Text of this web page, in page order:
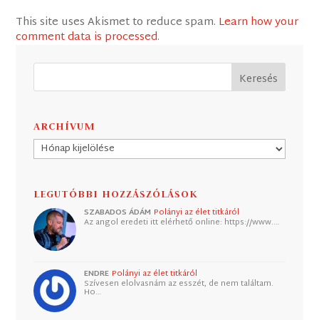
This site uses Akismet to reduce spam. Learn how your
comment data is processed.
ARCHÍVUM
Archívum
LEGUTÓBBI HOZZÁSZÓLÁSOK
SZABADOS ÁDÁM Polányi az élet titkáról
Az angol eredeti itt elérhető online: https://www.…
ENDRE Polányi az élet titkáról
Szívesen elolvasnám az esszét, de nem találtam.
Ho…